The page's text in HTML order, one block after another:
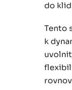
do
Tento
k